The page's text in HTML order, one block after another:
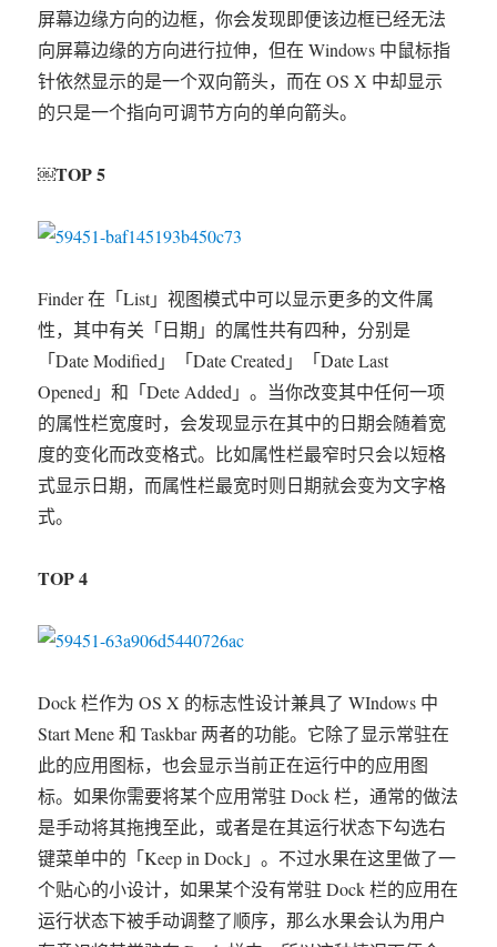
屏幕边缘方向的边框，你会发现即便该边框已经无法
向屏幕边缘的方向进行拉伸，但在 Windows 中鼠标指
针依然显示的是一个双向箭头，而在 OS X 中却显示
的只是一个指向可调节方向的单向箭头。
￼TOP 5
Finder 在「List」视图模式中可以显示更多的文件属
性，其中有关「日期」的属性共有四种，分别是
「Date Modified」「Date Created」「Date Last
Opened」和「Dete Added」。当你改变其中任何一项
的属性栏宽度时，会发现显示在其中的日期会随着宽
度的变化而改变格式。比如属性栏最窄时只会以短格
式显示日期，而属性栏最宽时则日期就会变为文字格
式。
TOP 4
Dock 栏作为 OS X 的标志性设计兼具了 WIndows 中
Start Mene 和 Taskbar 两者的功能。它除了显示常驻在
此的应用图标，也会显示当前正在运行中的应用图
标。如果你需要将某个应用常驻 Dock 栏，通常的做法
是手动将其拖拽至此，或者是在其运行状态下勾选右
键菜单中的「Keep in Dock」。不过水果在这里做了一
个贴心的小设计，如果某个没有常驻 Dock 栏的应用在
运行状态下被手动调整了顺序，那么水果会认为用户